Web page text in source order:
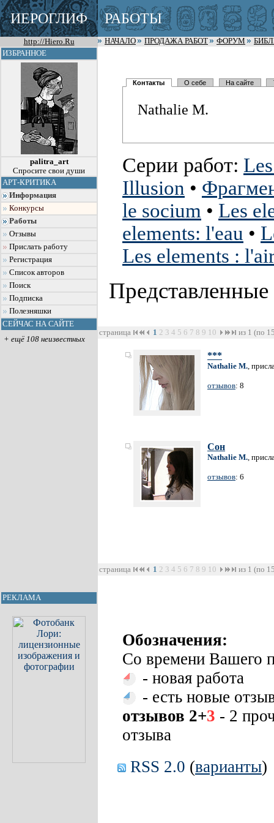
ИЕРОГЛИФ РАБОТЫ
http://Hiero.Ru НАЧАЛО ПРОДАЖА РАБОТ ФОРУМ
ИЗБРАННОЕ
palitra_art
Спросите свои души
АРТ-КРИТИКА
Информация
Конкурсы
Работы
Отзывы
Прислать работу
Регистрация
Список авторов
Поиск
Подписка
Полезняшки
СЕЙЧАС НА САЙТЕ
+ ещё 108 неизвестных
РЕКЛАМА
Контакты О себе На сайте
Nathalie M.
Серии работ:
Illusion •
le socium • Les
elements: l'eau •
Les elements :
страница 1 2 3 4 5 6 7 8 9 10 из 1 (по
***
Nathalie M.,
отзывов: 8
Сон
Nathalie M.,
отзывов: 6
страница 1 2 3 4 5 6 7 8 9 10 из 1 (по
Обозначения:
Со времени Вашего
- новая работа
- есть новые
отзывов 2+3 - 2
отзыва
RSS 2.0 (варианты)